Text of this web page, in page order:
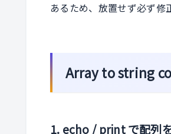
あるため、放置せず必ず修
Array to string
1. echo / print で配列